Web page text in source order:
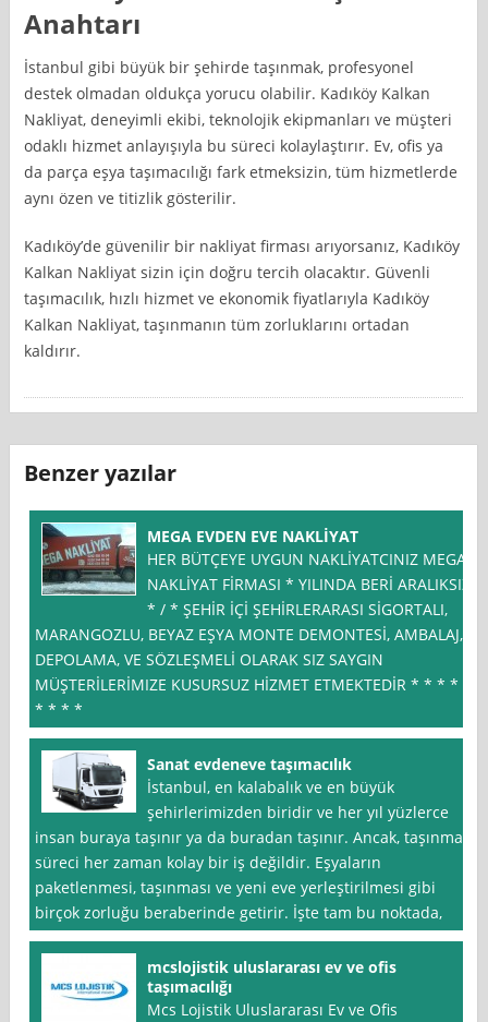
Anahtarı
İstanbul gibi büyük bir şehirde taşınmak, profesyonel
destek olmadan oldukça yorucu olabilir. Kadıköy Kalkan
Nakliyat, deneyimli ekibi, teknolojik ekipmanları ve müşteri
odaklı hizmet anlayışıyla bu süreci kolaylaştırır. Ev, ofis ya
da parça eşya taşımacılığı fark etmeksizin, tüm hizmetlerde
aynı özen ve titizlik gösterilir.
Kadıköy’de güvenilir bir nakliyat firması arıyorsanız, Kadıköy
Kalkan Nakliyat sizin için doğru tercih olacaktır. Güvenli
taşımacılık, hızlı hizmet ve ekonomik fiyatlarıyla Kadıköy
Kalkan Nakliyat, taşınmanın tüm zorluklarını ortadan
kaldırır.
Benzer yazılar
MEGA EVDEN EVE NAKLİYAT
HER BÜTÇEYE UYGUN NAKLİYATCINIZ MEGA
NAKLİYAT FİRMASI * YILINDA BERİ ARALIKSIZ
* / * ŞEHİR İÇİ ŞEHİRLERARASI SİGORTALI,
MARANGOZLU, BEYAZ EŞYA MONTE DEMONTESİ, AMBALAJ,
DEPOLAMA, VE SÖZLEŞMELİ OLARAK SIZ SAYGIN
MÜŞTERİLERİMIZE KUSURSUZ HİZMET ETMEKTEDİR * * * * .
* * * *
Sanat evdeneve taşımacılık
İstanbul, en kalabalık ve en büyük
şehirlerimizden biridir ve her yıl yüzlerce
insan buraya taşınır ya da buradan taşınır. Ancak, taşınma
süreci her zaman kolay bir iş değildir. Eşyaların
paketlenmesi, taşınması ve yeni eve yerleştirilmesi gibi
birçok zorluğu beraberinde getirir. İşte tam bu noktada,
mcslojistik uluslararası ev ve ofis
taşımacılığı
Mcs Lojistik Uluslararası Ev ve Ofis